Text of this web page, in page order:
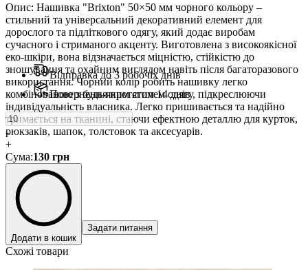
Опис: Нашивка "Brixton" 50×50 мм чорного кольору –
стильний та універсальний декоративний елемент для
дорослого та підліткового одягу, який додає виробам
сучасного і стриманого акценту. Виготовлена з високоякісної
еко-шкіри, вона відзначається міцністю, стійкістю до
зношування та охайним виглядом навіть після багаторазового
використання. Чорний колір робить нашивку легко
комбінованою з будь-яким стилем одягу, підкреслюючи
індивідуальність власника. Легко пришивається та надійно
тримається на тканині, стаючи ефектною деталлю для курток,
рюкзаків, шапок, толстовок та аксесуарів.
Відправка до 3 робочіх днів
Повернення протягом 14 днів
-
+
Сума:130 грн
Додати в кошик
Задати питання
Схожі товари